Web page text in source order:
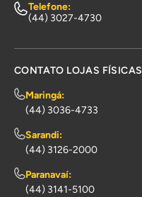
Telefone:
(44) 3027-4730
CONTATO LOJAS FÍSICAS
Maringá:
(44) 3036-4733
Sarandi:
(44) 3126-2000
Paranavaí:
(44) 3141-5100